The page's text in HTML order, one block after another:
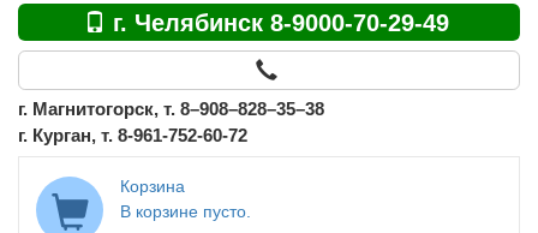
г. Челябинск 8-9000-70-29-49
г. Магнитогорск, т. 8–908–828–35–38
г. Курган, т. 8-961-752-60-72
Корзина
В корзине пусто.